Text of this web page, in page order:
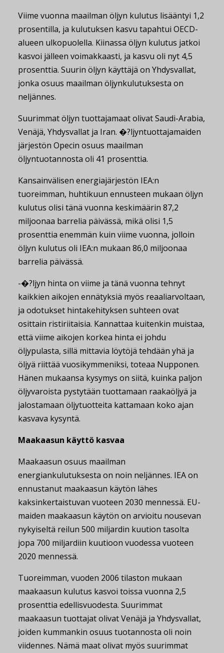
Viime vuonna maailman öljyn kulutus lisääntyi 1,2
prosentilla, ja kulutuksen kasvu tapahtui OECD-
alueen ulkopuolella. Kiinassa öljyn kulutus jatkoi
kasvoi jälleen voimakkaasti, ja kasvu oli nyt 4,5
prosenttia. Suurin öljyn käyttäjä on Yhdysvallat,
jonka osuus maailman öljynkulutuksesta on
neljännes.
Suurimmat öljyn tuottajamaat olivat Saudi-Arabia,
Venäjä, Yhdysvallat ja Iran. �?ljyntuottajamaiden
järjestön Opecin osuus maailman
öljyntuotannosta oli 41 prosenttia.
Kansainvälisen energiajärjestön IEA:n
tuoreimman, huhtikuun ennusteen mukaan öljyn
kulutus olisi tänä vuonna keskimäärin 87,2
miljoonaa barrelia päivässä, mikä olisi 1,5
prosenttia enemmän kuin viime vuonna, jolloin
öljyn kulutus oli IEA:n mukaan 86,0 miljoonaa
barrelia päivässä.
-�?ljyn hinta on viime ja tänä vuonna tehnyt
kaikkien aikojen ennätyksiä myös reaaliarvoltaan,
ja odotukset hintakehityksen suhteen ovat
osittain ristiriitaisia. Kannattaa kuitenkin muistaa,
että viime aikojen korkea hinta ei johdu
öljypulasta, sillä mittavia löytöjä tehdään yhä ja
öljyä riittää vuosikymmeniksi, toteaa Nupponen.
Hänen mukaansa kysymys on siitä, kuinka paljon
öljyvaroista pystytään tuottamaan raakaöljyä ja
jalostamaan öljytuotteita kattamaan koko ajan
kasvava kysyntä.
Maakaasun käyttö kasvaa
Maakaasun osuus maailman
energiankulutuksesta on noin neljännes. IEA on
ennustanut maakaasun käytön lähes
kaksinkertaistuvan vuoteen 2030 mennessä. EU-
maiden maakaasun käytön on arvioitu nousevan
nykyiseltä reilun 500 miljardin kuution tasolta
jopa 700 miljardiin kuutioon vuodessa vuoteen
2020 mennessä.
Tuoreimman, vuoden 2006 tilaston mukaan
maakaasun kulutus kasvoi toissa vuonna 2,5
prosenttia edellisvuodesta. Suurimmat
maakaasun tuottajat olivat Venäjä ja Yhdysvallat,
joiden kummankin osuus tuotannosta oli noin
viidennes. Nämä maat olivat myös suurimmat